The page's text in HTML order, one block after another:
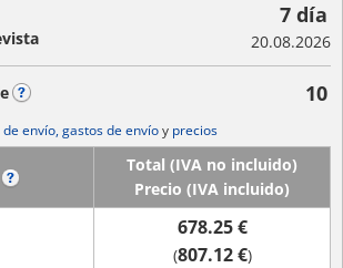
7 día
20.08.2026
10
de envío, gastos de envíoy precios
Total (IVA no incluido)
Precio (IVA incluido)
678.25 €
(807.12 €)